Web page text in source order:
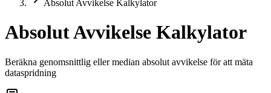
Absolut Avvikelse Kalkylator
Absolut Avvikelse Kalkylator
Beräkna genomsnittlig eller median absolut avvikelse för att mäta
dataspridning